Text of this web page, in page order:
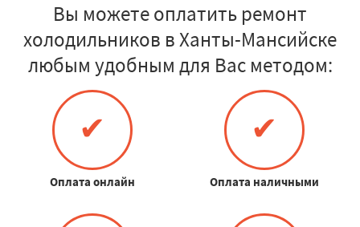
Вы можете оплатить ремонт
холодильников в Ханты-Мансийске
любым удобным для Вас методом:
✔
Оплата онлайн
✔
Оплата наличными